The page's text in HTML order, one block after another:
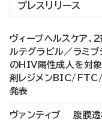
プレスリリース
ヴィーブヘルスケア、
ルテグラビル／ラミ
のHIV陽性成人を対
剤レジメンBIC/FTC/
発表
ヴァンティブ 腹膜透